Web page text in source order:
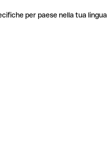
per paese nella tua lingua